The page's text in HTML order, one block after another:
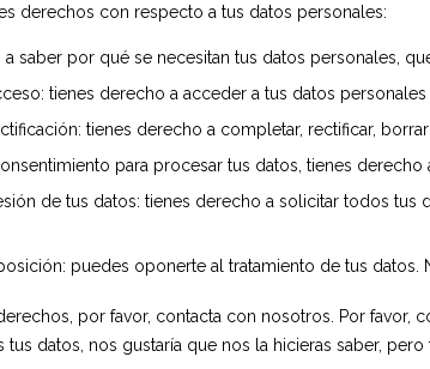
derechos con respecto a tus datos personales:
saber por qué se necesitan tus datos personales,
tienes derecho a acceder a tus datos
tienes derecho a completar, rectificar,
para procesar tus datos, tienes
de tus datos: tienes derecho a solicitar todos
puedes oponerte al tratamiento de tus
por favor, contacta con nosotros. Por
datos, nos gustaría que nos la hicieras saber,